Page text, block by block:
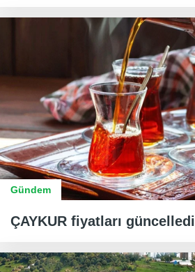
Gündem
ÇAYKUR fiyatları güncelledi